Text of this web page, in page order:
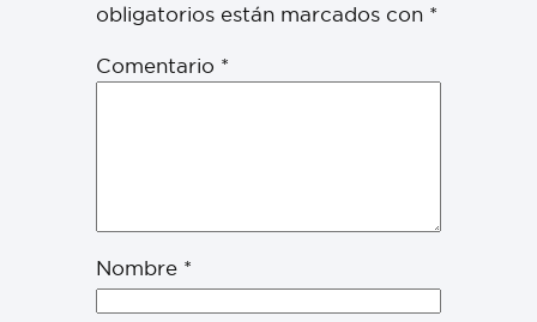
obligatorios están marcados con *
Comentario *
Nombre *